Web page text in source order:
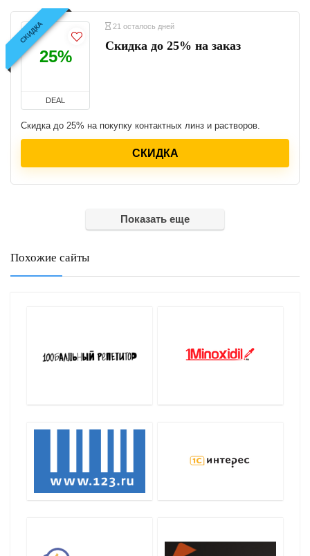
СКИДКА
25%
DEAL
21 осталось дней
Скидка до 25% на заказ
Скидка до 25% на покупку контактных линз и растворов.
СКИДКА
Показать еще
Похожие сайты